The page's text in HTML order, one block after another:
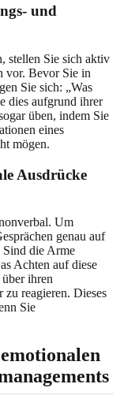
und
stellen Sie sich aktiv
vor. Bevor Sie in
Sie sich: „Was
dies aufgrund ihrer
üben, indem Sie
eines
mögen.
Ausdrücke
Um
genau auf
die Arme
Achten auf diese
ihren
reagieren. Dieses
Sie